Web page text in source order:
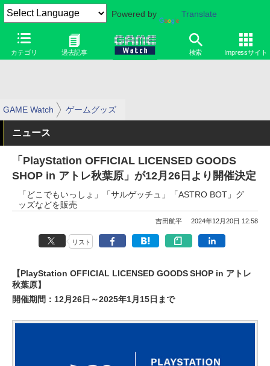
Powered by Translate
カテゴリ 過去記事 検索 Impressサイト
GAME Watch ゲームグッズ
ニュース
「PlayStation OFFICIAL LICENSED GOODS
SHOP in アトレ秋葉原」が12月26日より開催決定
「どこでもいっしょ」「サルゲッチュ」「ASTRO BOT」グ
ッズなどを販売
吉田航平 2024年12月20日 12:58
リスト
【PlayStation OFFICIAL LICENSED GOODS SHOP in アトレ
秋葉原】
開催期間：12月26日～2025年1月15日まで